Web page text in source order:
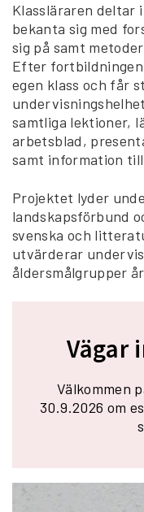
Klassläraren deltar
bekanta sig med
sig på samt
Efter
egen klass och får
samtliga lektioner,
arbetsblad,
samt information
Projektet lyder
landskapsförbund
svenska och
utvärderar
åldersmålgrupper
Vägar
Välkommen
30.9.2026 om